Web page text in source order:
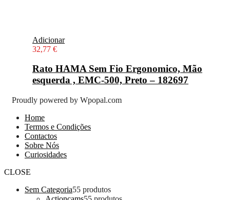
Adicionar
32,77 €
Rato HAMA Sem Fio Ergonomico, Mão
esquerda , EMC-500, Preto – 182697
Proudly powered by Wpopal.com
Home
Termos e Condições
Contactos
Sobre Nós
Curiosidades
CLOSE
Sem Categoria55 produtos